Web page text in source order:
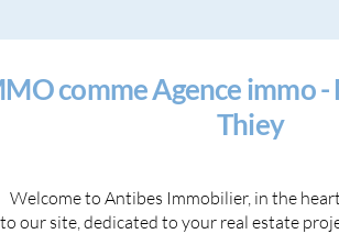
comme Agence immo
Thiey
Welcome to Antibes Immobilier, in the
our site, dedicated to your real estate